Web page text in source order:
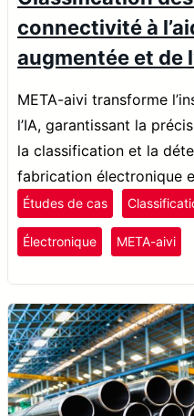
connectivité à
augmentée et de
META-aivi transforme
l’IA, garantissant la
la classification et la
fabrication électronique
Études de cas
Électronique META-aivi